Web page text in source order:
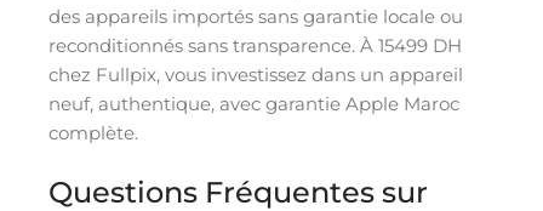
des appareils importés sans garantie locale ou
reconditionnés sans transparence. À 15499 DH
chez Fullpix, vous investissez dans un appareil
neuf, authentique, avec garantie Apple Maroc
complète.
Questions Fréquentes sur